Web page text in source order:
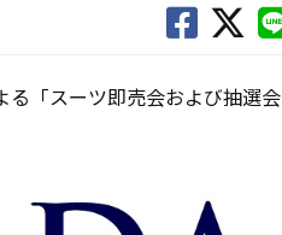
る「スーツ即売会および抽選会